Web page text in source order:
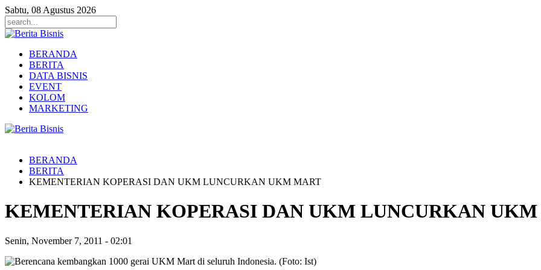
Sabtu, 08 Agustus 2026
BERANDA
BERITA
DATA BISNIS
EVENT
KOLOM
MARKETING
BERANDA
BERITA
KEMENTERIAN KOPERASI DAN UKM LUNCURKAN UKM MART
KEMENTERIAN KOPERASI DAN UKM LUNCURKAN
Senin, November 7, 2011 - 02:01